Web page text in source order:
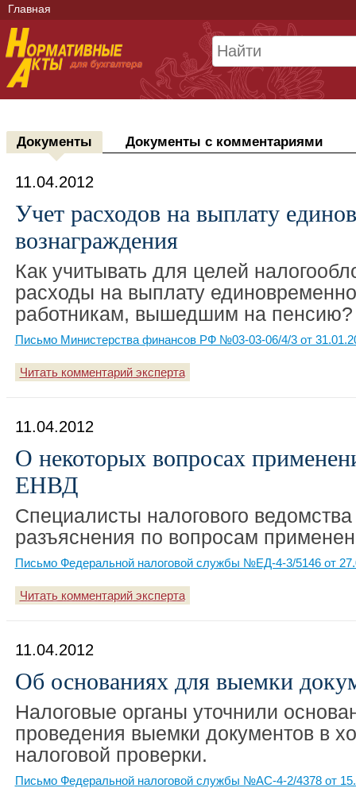
Главная
Документы Документы с комментариями
11.04.2012
Учет расходов на выплату
вознаграждения
Как учитывать для целей
расходы на выплату
работникам, вышедшим на пенсию?
Письмо Министерства финансов РФ №03-03-06/4/3 от
Читать комментарий эксперта
11.04.2012
О некоторых вопросах
ЕНВД
Специалисты налогового
разъяснения по вопросам
Письмо Федеральной налоговой службы №ЕД-4-3/5146 от
Читать комментарий эксперта
11.04.2012
Об основаниях для выемки
Налоговые органы уточнили
проведения выемки документов в
налоговой проверки.
Письмо Федеральной налоговой службы №АС-4-2/4378 от